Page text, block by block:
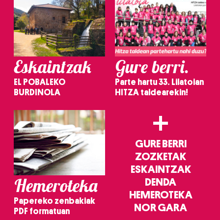
Eskaintzak
EL POBALEKO
BURDINOLA
Gure berri.
Parte hartu 33. Lilatoian
HITZA taldearekin!
Hemeroteka
Papereko zenbakiak
PDF formatuan
+
GURE BERRI
ZOZKETAK
ESKAINTZAK
DENDA
HEMEROTEKA
NOR GARA